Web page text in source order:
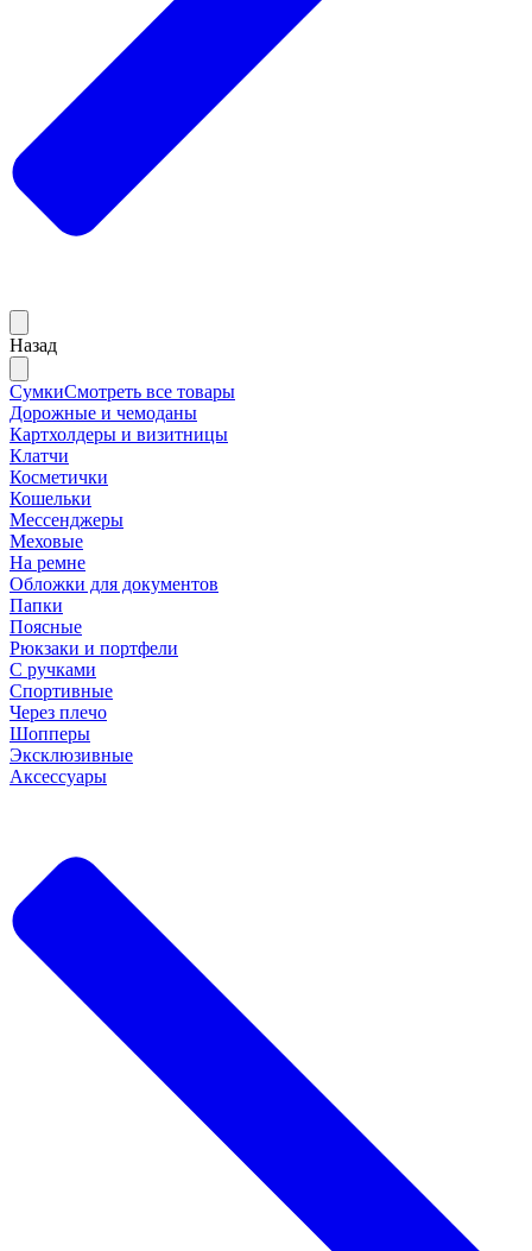
Назад
СумкиСмотреть все товары
Дорожные и чемоданы
Картхолдеры и визитницы
Клатчи
Косметички
Кошельки
Мессенджеры
Меховые
На ремне
Обложки для документов
Папки
Поясные
Рюкзаки и портфели
С ручками
Спортивные
Через плечо
Шопперы
Эксклюзивные
Аксессуары